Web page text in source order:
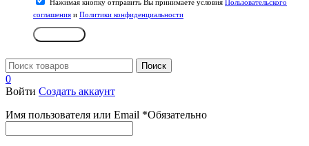
Нажимая кнопку отправить Вы принимаете условия Пользовательского
соглашения и Политики конфиденциальности
Поиск
0
Войти Создать аккаунт
Имя пользователя или Email *Обязательно